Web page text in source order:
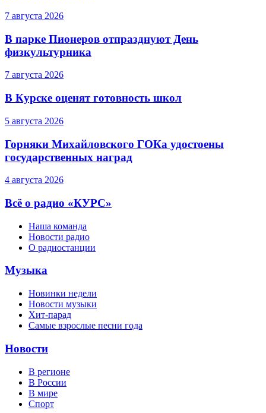
7 августа 2026
В парке Пионеров отпразднуют День
физкультурника
7 августа 2026
В Курске оценят готовность школ
5 августа 2026
Горняки Михайловского ГОКа удостоены
государственных наград
4 августа 2026
Всё о радио «КУРС»
Наша команда
Новости радио
О радиостанции
Музыка
Новинки недели
Новости музыки
Хит-парад
Самые взрослые песни года
Новости
В регионе
В России
В мире
Спорт